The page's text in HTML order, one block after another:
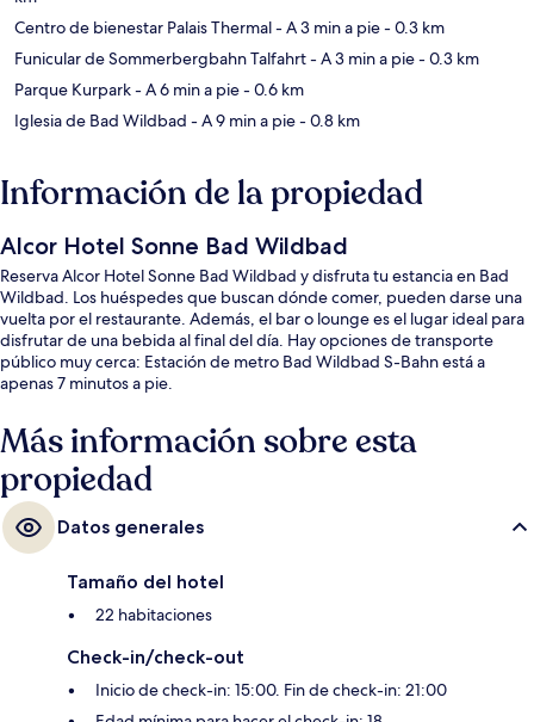
Centro de bienestar Palais Thermal- A 3 min a pie- 0.3 km
Funicular de Sommerbergbahn Talfahrt- A 3 min a pie- 0.3 km
Parque Kurpark- A 6 min a pie- 0.6 km
Iglesia de Bad Wildbad - A 9 min a pie- 0.8 km
Información de la propiedad
Alcor Hotel Sonne Bad Wildbad
Reserva Alcor Hotel Sonne Bad Wildbad y disfruta tu estancia en Bad
Wildbad. Los huéspedes que buscan dónde comer, pueden darse una
vuelta por el restaurante. Además, el bar o lounge es el lugar ideal para
disfrutar de una bebida al final del día. Hay opciones de transporte
público muy cerca: Estación de metro Bad Wildbad S-Bahn está a
apenas 7 minutos a pie.
Más información sobre esta
propiedad
Datos generales
Tamaño del hotel
22 habitaciones
Check-in/check-out
Inicio de check-in: 15:00. Fin de check-in: 21:00